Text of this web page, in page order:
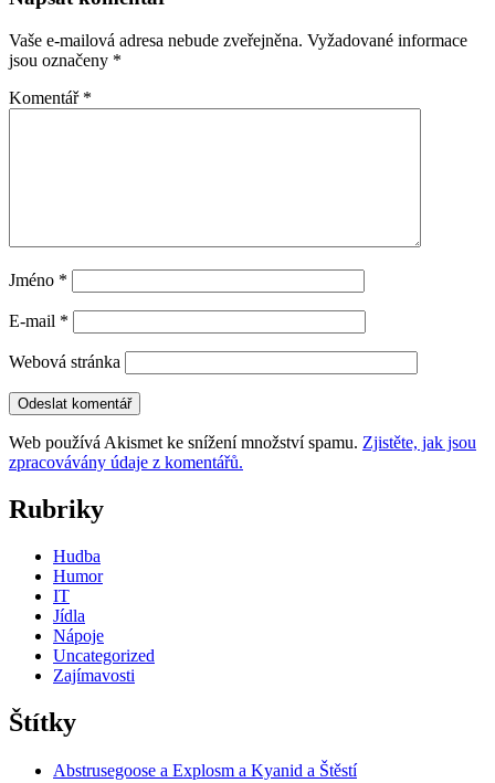
příspěvky
Vaše e-mailová adresa nebude zveřejněna. Vyžadované informace
jsou označeny *
Komentář *
Jméno *
E-mail *
Webová stránka
Web používá Akismet ke snížení množství spamu. Zjistěte, jak jsou
zpracovávány údaje z komentářů.
Rubriky
Hudba
Humor
IT
Jídla
Nápoje
Uncategorized
Zajímavosti
Štítky
Abstrusegoose a Explosm a Kyanid a Štěstí